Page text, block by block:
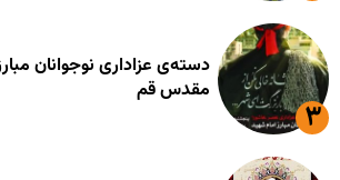
دسته‌ی عزاداری نوجوانان
مقدس قم